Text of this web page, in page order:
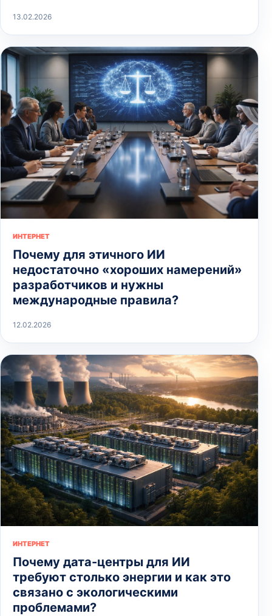
13.02.2026
ИНТЕРНЕТ
Почему для этичного ИИ
недостаточно «хороших намерений»
разработчиков и нужны
международные правила?
12.02.2026
ИНТЕРНЕТ
Почему дата-центры для ИИ
требуют столько энергии и как это
связано с экологическими
проблемами?